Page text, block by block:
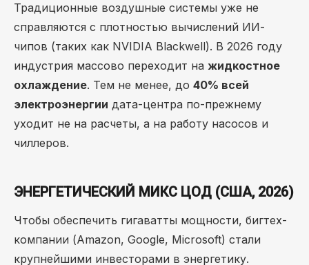
Традиционные воздушные системы уже не
справляются с плотностью вычислений ИИ-
чипов (таких как NVIDIA Blackwell). В 2026 году
индустрия массово переходит на жидкостное
охлаждение. Тем не менее, до 40% всей
электроэнергии дата-центра по-прежнему
уходит не на расчеты, а на работу насосов и
чиллеров.
ЭНЕРГЕТИЧЕСКИЙ МИКС ЦОД (США, 2026)
Чтобы обеспечить гигаватты мощности, бигтех-
компании (Amazon, Google, Microsoft) стали
крупнейшими инвесторами в энергетику.